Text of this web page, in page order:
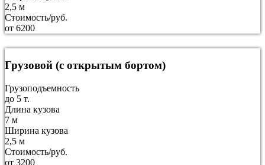
2,5 м
Стоимость/руб.
от 6200
Грузовой (с открытым бортом)
Грузоподъемность
до 5 т.
Длина кузова
7 м
Ширина кузова
2,5 м
Стоимость/руб.
от 3200